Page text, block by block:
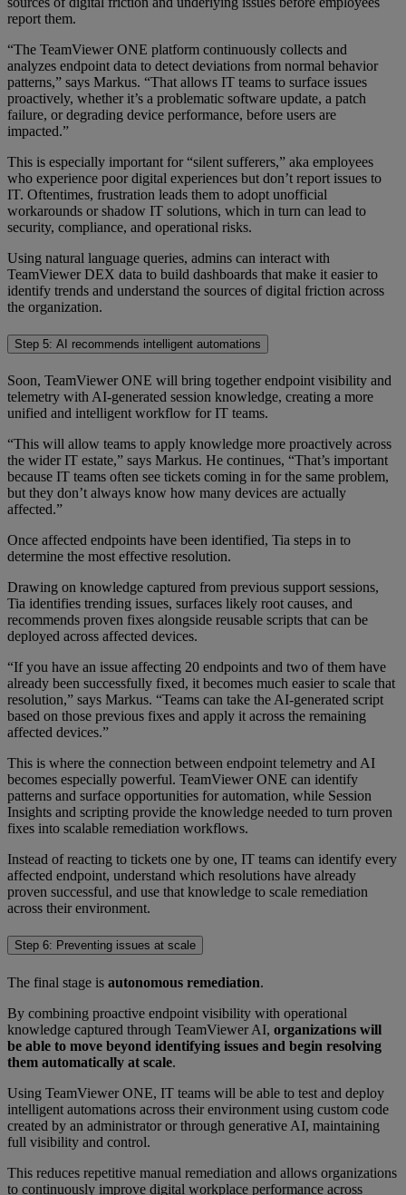
report them.
“The TeamViewer ONE platform continuously collects and
analyzes endpoint data to detect deviations from normal behavior
patterns,” says Markus. “That allows IT teams to surface issues
proactively, whether it’s a problematic software update, a patch
failure, or degrading device performance, before users are
impacted.”
This is especially important for “silent sufferers,” aka employees
who experience poor digital experiences but don’t report issues to
IT. Oftentimes, frustration leads them to adopt unofficial
workarounds or shadow IT solutions, which in turn can lead to
security, compliance, and operational risks.
Using natural language queries, admins can interact with
TeamViewer DEX data to build dashboards that make it easier to
identify trends and understand the sources of digital friction across
the organization.
Step 5: AI recommends intelligent automations
Soon, TeamViewer ONE will bring together endpoint visibility and
telemetry with AI-generated session knowledge, creating a more
unified and intelligent workflow for IT teams.
“This will allow teams to apply knowledge more proactively across
the wider IT estate,” says Markus. He continues, “That’s important
because IT teams often see tickets coming in for the same problem,
but they don’t always know how many devices are actually
affected.”
Once affected endpoints have been identified, Tia steps in to
determine the most effective resolution.
Drawing on knowledge captured from previous support sessions,
Tia identifies trending issues, surfaces likely root causes, and
recommends proven fixes alongside reusable scripts that can be
deployed across affected devices.
“If you have an issue affecting 20 endpoints and two of them have
already been successfully fixed, it becomes much easier to scale that
resolution,” says Markus. “Teams can take the AI-generated script
based on those previous fixes and apply it across the remaining
affected devices.”
This is where the connection between endpoint telemetry and AI
becomes especially powerful. TeamViewer ONE can identify
patterns and surface opportunities for automation, while Session
Insights and scripting provide the knowledge needed to turn proven
fixes into scalable remediation workflows.
Instead of reacting to tickets one by one, IT teams can identify every
affected endpoint, understand which resolutions have already
proven successful, and use that knowledge to scale remediation
across their environment.
Step 6: Preventing issues at scale
The final stage is autonomous remediation.
By combining proactive endpoint visibility with operational
knowledge captured through TeamViewer AI, organizations will
be able to move beyond identifying issues and begin resolving
them automatically at scale.
Using TeamViewer ONE, IT teams will be able to test and deploy
intelligent automations across their environment using custom code
created by an administrator or through generative AI, maintaining
full visibility and control.
This reduces repetitive manual remediation and allows organizations
to continuously improve digital workplace performance across